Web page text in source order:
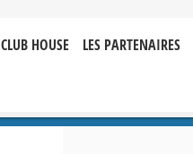
CLUB HOUSE LES PARTENAIRES